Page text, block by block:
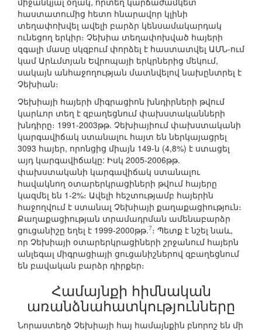
հաստատումից հետո հնարավոր կլինի
տեղափոխվել ավելի բարձր կենսամակարդակ
ունեցող երկիր։ Չեխիա տեղափոխված հայերի
զգալի մասը սկզբում փորձել է հաստատվել ԱՄՆ-ում
կամ Արևմտյան Եվրոպայի երկրներից մեկում,
սակայն անհաջողության մատնվելով նախընտրել է
Չեխիան։
Չեխիայի հայերի միգրացիոն խնդիրների թվում
կարևոր տեղ է զբաղեցնում փախստականների
խնդիրը։ 1991-2003թթ. Չեխիայիում փախստականի
կարգավիճակ ստանալու հայտ են ներկայացրել
3093 հայեր, որոնցից միայն 149-ն (4,8%) է ստացել
այդ կարգավիճակը: Իսկ 2005-2006թթ.
փախստականի կարգավիճակ ստանալու
հավակնող օտարերկրացիների թվում հայերը
կազմել են 1-2%։ Ավելի հեշտությամբ հայերին
հաջողվում է ստանալ Չեխիայի քաղաքացիություն։
Քաղաքացիության տրամադրման ամենաբարձր
ցուցանիշը եղել է 1999-2000թթ.7։ Պետք է նշել նաև,
որ Չեխիայի օտարերկրացիների շրջանում հայերն
անլեգալ միգրացիայի ցուցանիշներով զբաղեցնում
են բավական բարձր դիրքեր։
Համայնքի հիմնական
առանձնահատկությունները
Նորաստեղծ Չեխիայի հայ համայնքին բնորոշ են մի